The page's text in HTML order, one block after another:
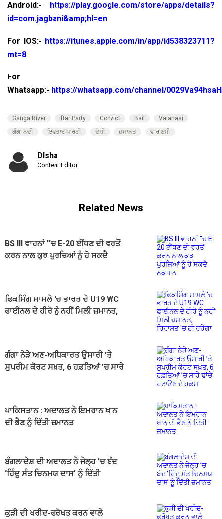
Android:- https://play.google.com/store/apps/details?
id=com.jagbani&amp;hl=en
For IOS:- https://itunes.apple.com/in/app/id538323711?
mt=8
For
Whatsapp:- https://whatsapp.com/channel/
Ganga River Iftar Party Convict Bail
Varanasi
ਗੰਗਾ ਨਦੀ
ਇਫਤਾਰ ਪਾਰਟੀ ਦੋਸ਼ੀ ਜ਼ਮਾਨਤ ਵਾਰਾਣਸੀ
DIsha
Content Editor
Related News
BS III ਵਾਹਨਾਂ ''ਚ E-20 ਈਂਧਣ ਦੀ ਵਰਤੋਂ
ਕਰਨ ਨਾਲ ਕੁਝ ਪੁਰਜ਼ਿਆਂ ਨੂੰ ਹੋ ਸਕਦੈ
ਫਿਕਸਿੰਗ ਮਾਮਲੇ 'ਚ ਭਾਰਤ ਦੇ U19 WC
ਫਾਈਨਲ ਦੇ ਹੀਰੋ ਨੂੰ ਨਹੀਂ ਮਿਲੀ ਜ਼ਮਾਨਤ,
ਗੰਗਾ ਨੇੜੇ ਅਣ-ਅਧਿਕਾਰਤ ਉਸਾਰੀ ’ਤੇ
ਸੁਪਰੀਮ ਕੋਰਟ ਸਖ਼ਤ, 6 ਹਫ਼ਤਿਆਂ ’ਚ ਸਾਰੇ
ਪਾਕਿਸਤਾਨ : ਅਦਾਲਤ ਨੇ ਇਮਰਾਨ ਖਾਨ
ਦੀ ਭੈਣ ਨੂੰ ਦਿੱਤੀ ਜ਼ਮਾਨਤ
ਬੰਗਲਾਦੇਸ਼ ਦੀ ਅਦਾਲਤ ਨੇ ਜੇਲ੍ਹ ’ਚ ਬੰਦ
‘ਹਿੰਦੂ ਸੰਤ ਚਿਨਮਯ ਦਾਸ’ ਨੂੰ ਦਿੱਤੀ
ਕੁੜੀ ਦੀ ਖਰੀਦ-ਫਰੋਖਤ ਕਰਨ ਵਾਲੇ